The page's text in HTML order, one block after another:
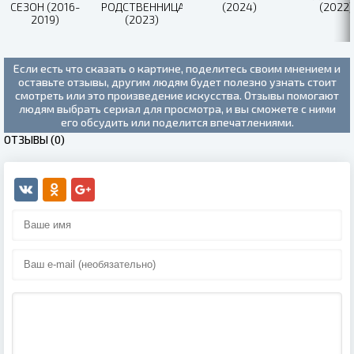
СЕЗОН (2016-
2019)
РОДСТВЕННИЦА
(2023)
(2024)
(2022)
Если есть что сказать о картине, поделитесь своим мнением и
оставьте отзывы, другим людям будет полезно узнать стоит
смотреть или это произведение искусства. Отзывы помогают
людям выбрать сериал для просмотра, и вы сможете с ними
его обсудить или поделится впечатлениями.
ОТЗЫВЫ (0)